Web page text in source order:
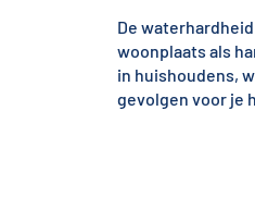
De
woonplaats als
in huishoudens,
gevolgen voor je